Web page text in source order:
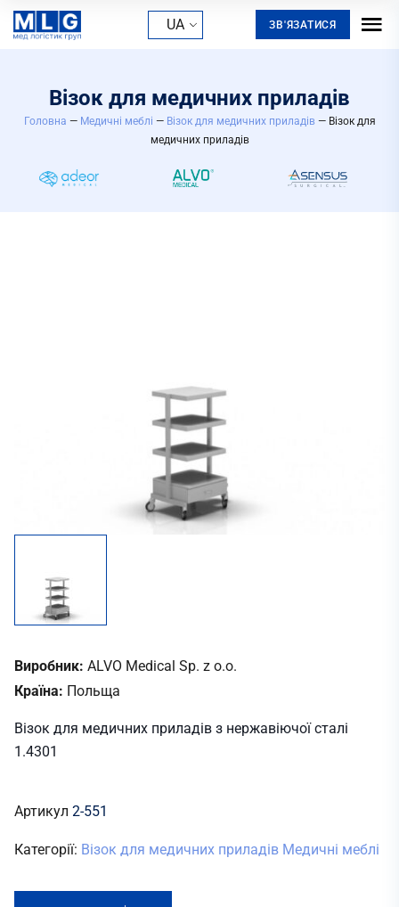
UA ЗВ'ЯЗАТИСЯ
Візок для медичних приладів
Головна — Медичні меблі — Візок для медичних приладів — Візок для
медичних приладів
Виробник: ALVO Medical Sp. z o.o.
Країна: Польща
Візок для медичних приладів з нержавіючої сталі
1.4301
Артикул 2-551
Категорії: Візок для медичних приладів Медичні меблі